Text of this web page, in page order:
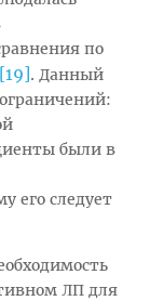
по
[19]. Данный
были в
его следует
ЛП для